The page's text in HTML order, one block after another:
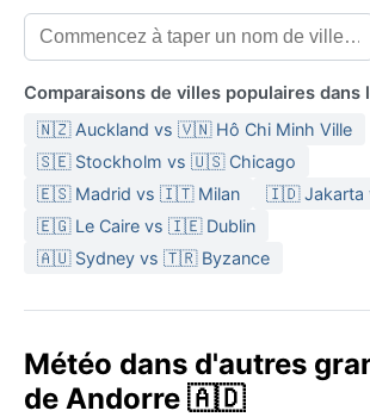
Comparaisons de villes populaires dans
🇳🇿 Auckland vs 🇻🇳 Hô Chi Minh Ville
🇸🇪 Stockholm vs 🇺🇸 Chicago
🇪🇸 Madrid vs 🇮🇹 Milan
🇮🇩 Jakarta
🇪🇬 Le Caire vs 🇮🇪 Dublin
🇦🇺 Sydney vs 🇹🇷 Byzance
Météo dans d'autres
de Andorre 🇦🇩